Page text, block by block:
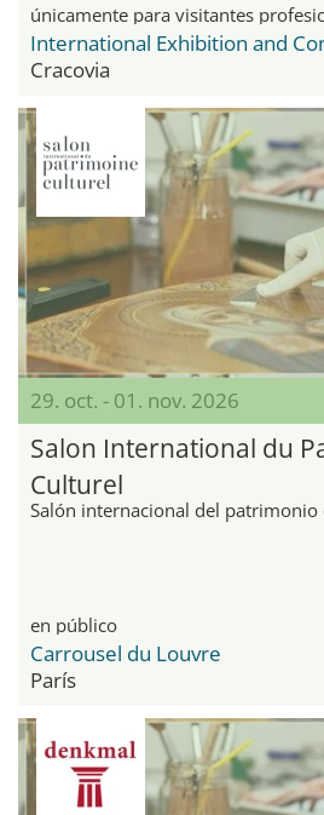
únicamente para visitantes
Cracovia
29. oct. - 01. nov. 2026
Salon International du
Culturel
Salón internacional del patrimonio
en público
Carrousel du Louvre
París